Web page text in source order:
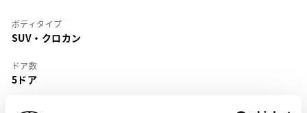
ボディタイプ
SUV・クロカン
ドア数
5ドア